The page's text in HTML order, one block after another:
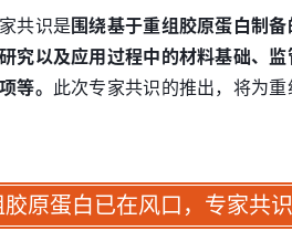
共识是围绕基于重组胶原蛋白制
究以及应用过程中的材料基础、
等。 此次专家共识的推出，将为
胶原蛋白已在风口，专家共